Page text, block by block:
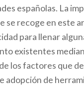
españolas. La
se recoge en este
para llenar
existentes
los factores que
adopción de